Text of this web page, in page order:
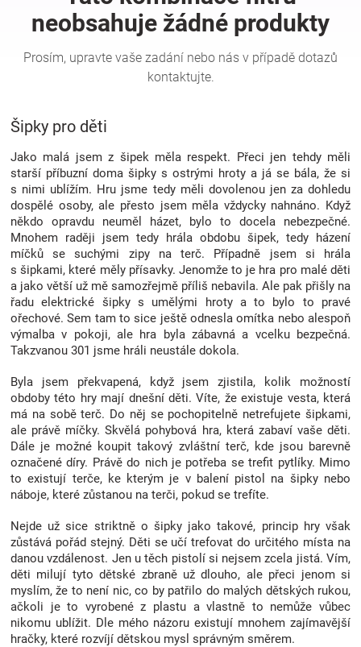
zábava
pro
děti
Těhotenské
oblečení
Novinky
Značky
Blog
Hračkářství
Přihlášení
Šipky pro děti
Jako malá jsem z šipek měla respekt. Přeci jen tehdy měli
starší příbuzní doma šipky s ostrými hroty a já se bála, že si
s nimi ublížím. Hru jsme tedy měli dovolenou jen za dohledu
dospělé osoby, ale přesto jsem měla vždycky nahnáno. Když
někdo opravdu neuměl házet, bylo to docela nebezpečné.
Mnohem raději jsem tedy hrála obdobu šipek, tedy házení
míčků se suchými zipy na terč. Případně jsem si hrála
s šipkami, které měly přísavky. Jenomže to je hra pro malé děti
a jako větší už mě samozřejmě příliš nebavila. Ale pak přišly na
řadu elektrické šipky s umělými hroty a to bylo to pravé
ořechové. Sem tam to sice ještě odnesla omítka nebo alespoň
výmalba v pokoji, ale hra byla zábavná a vcelku bezpečná.
Takzvanou 301 jsme hráli neustále dokola.
Byla jsem překvapená, když jsem zjistila, kolik možností
obdoby této hry mají dnešní děti. Víte, že existuje vesta, která
má na sobě terč. Do něj se pochopitelně netrefujete šipkami,
ale právě míčky. Skvělá pohybová hra, která zabaví vaše děti.
Dále je možné koupit takový zvláštní terč, kde jsou barevně
označené díry. Právě do nich je potřeba se trefit pytlíky. Mimo
to existují terče, ke kterým je v balení pistol na šipky nebo
náboje, které zůstanou na terči, pokud se trefíte.
Nejde už sice striktně o šipky jako takové, princip hry však
zůstává pořád stejný. Děti se učí trefovat do určitého místa na
danou vzdálenost. Jen u těch pistolí si nejsem zcela jistá. Vím,
děti milují tyto dětské zbraně už dlouho, ale přeci jenom si
myslím, že to není nic, co by patřilo do malých dětských rukou,
ačkoli je to vyrobené z plastu a vlastně to nemůže vůbec
nikomu ublížit. Dle mého názoru existují mnohem zajímavější
hračky, které rozvíjí dětskou mysl správným směrem.